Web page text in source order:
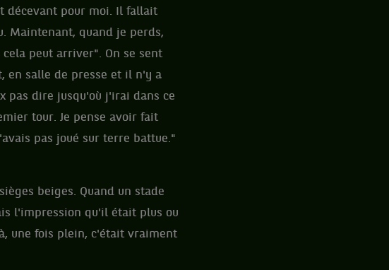
décevant pour moi. Il fallait
Maintenant, quand je perds,
peut arriver". On se sent
en salle de presse et il n'y a
pas dire jusqu'où j'irai dans ce
tour. Je pense avoir fait
pas joué sur terre battue."
beiges. Quand un stade
l'impression qu'il était plus ou
une fois plein, c'était vraiment